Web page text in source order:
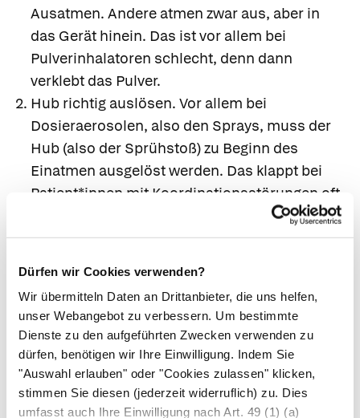
Dürfen wir Cookies verwenden?
Wir übermitteln Daten an Drittanbieter, die uns helfen,
unser Webangebot zu verbessern. Um bestimmte
Dienste zu den aufgeführten Zwecken verwenden zu
dürfen, benötigen wir Ihre Einwilligung. Indem Sie
"Auswahl erlauben" oder "Cookies zulassen" klicken,
stimmen Sie diesen (jederzeit widerruflich) zu. Dies
umfasst auch Ihre Einwilligung nach Art. 49 (1) (a)
Ausatmen. Andere atmen zwar aus, aber in
das Gerät hinein. Das ist vor allem bei
Pulverinhalatoren schlecht, denn dann
verklebt das Pulver.
Hub richtig auslösen. Vor allem bei
Dosieraerosolen, also den Sprays, muss der
Hub (also der Sprühstoß) zu Beginn des
Einatmen ausgelöst werden. Das klappt bei
Patient*innen mit Koordinationsstörungen oft
nicht. In diesem Fall ist evtl. ein anderes Gerät
besser, z. B. ein Spacer.
gilt es, langsam (nicht hörbar und tief)
einzuatmen. Benutzt man einen
Pulverinhalator, sollte dies schnell und kräftig
geschehen.
Atem anhalten. Nach der Inhalation sollte der